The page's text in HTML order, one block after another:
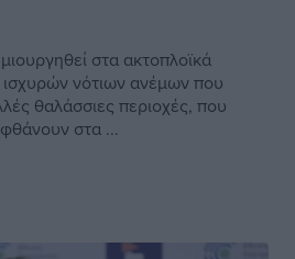
στα ακτοπλοϊκά
νότιων ανέμων που
θαλάσσιες περιοχές, που
στα ...